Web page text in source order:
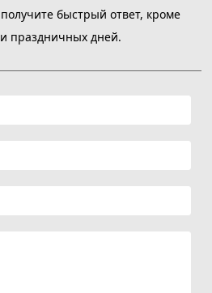
быстрый ответ, кроме
праздничных дней.